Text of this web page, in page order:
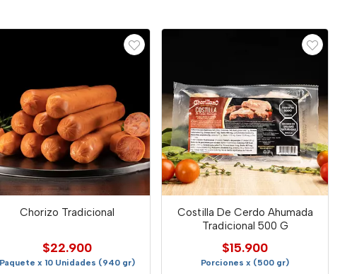
Chorizo Tradicional
$22.900
Paquete x 10 Unidades (940 gr)
Costilla De Cerdo Ahumada
Tradicional 500 G
$15.900
Porciones x (500 gr)